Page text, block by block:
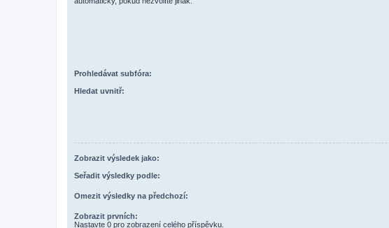
Prohledávat subfóra:
Hledat uvnitř:
Zobrazit výsledek jako:
Seřadit výsledky podle:
Omezit výsledky na předchozí:
Zobrazit prvních:
Nastavte 0 pro zobrazení celého příspěvku.